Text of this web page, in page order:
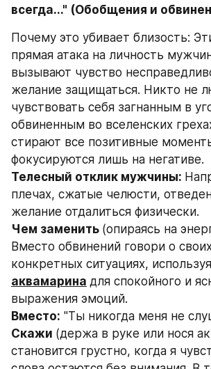
всегда..." (Обобщения и
Почему это убивает близость:
прямая атака на личность
вызывают чувство
желание защищаться. Никто не
чувствовать себя загнанным в
обвиненным во вселенских
стирают все позитивные
фокусируются лишь на негативе.
Телесный отклик мужчины:
плечах, сжатые челюсти,
желание отдалиться физически.
Чем заменить (опираясь на
Вместо обвинений говори о
аквамарина для спокойного и
выражения эмоций.
Вместо: "Ты никогда меня не
Скажи (держа в руке или нося
становится грустно, когда я